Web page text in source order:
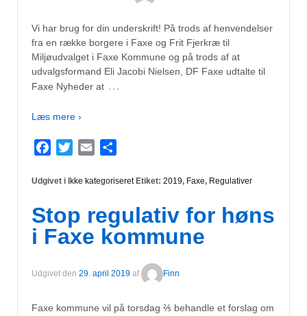
Vi har brug for din underskrift! På trods af henvendelser
fra en række borgere i Faxe og Frit Fjerkræ til
Miljøudvalget i Faxe Kommune og på trods af at
udvalgsformand Eli Jacobi Nielsen, DF Faxe udtalte til
Faxe Nyheder at …
Læs mere ›
Facebook
TwitterEmail
Udgivet i Ikke kategoriseretEtiket: 2019, Faxe, Regulativer
Stop regulativ for høns
i Faxe kommune
Udgivet den 29. april 2019 af Finn
Faxe kommune vil på torsdag ⅖ behandle et forslag om